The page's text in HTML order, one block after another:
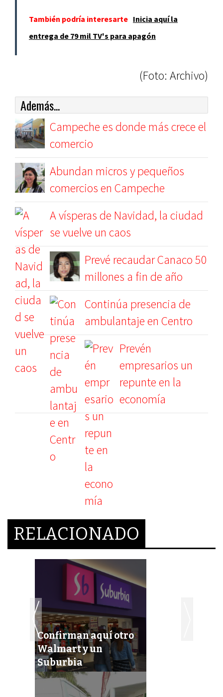
También podría interesarte Inicia aquí la
entrega de 79 mil TV's para apagón
(Foto: Archivo)
Además...
Campeche es donde más crece el
comercio
Abundan micros y pequeños
comercios en Campeche
A vísperas de Navidad, la ciudad
se vuelve un caos
Prevé recaudar Canaco 50
millones a fin de año
Continúa presencia de
ambulantaje en Centro
Prevén
empresarios un
repunte en la
economía
RELACIONADO
Confirman aquí otro
Walmart y un
Suburbia